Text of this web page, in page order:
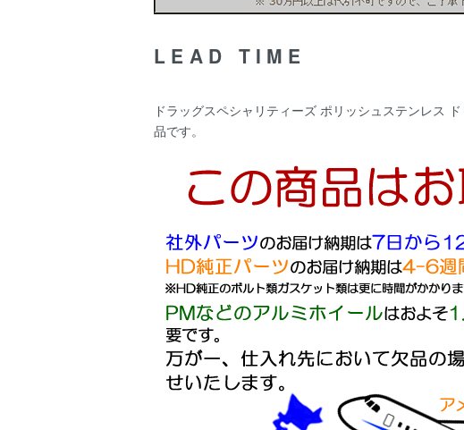
LEAD TIME
ドラッグスペシャリティーズ ポリッシュステンレス
品です。